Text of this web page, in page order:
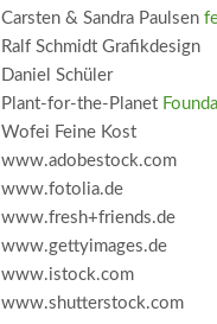
Carsten & Sandra Paulsen
Ralf Schmidt Grafikdesign
Daniel Schüler
Plant-for-the-Planet
Wofei Feine Kost
www.adobestock.com
www.fotolia.de
www.fresh+friends.de
www.gettyimages.de
www.istock.com
www.shutterstock.com